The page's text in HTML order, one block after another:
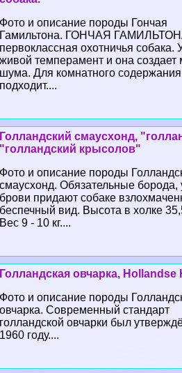
Фото и описание породы Гончая
Гамильтона. ГОНЧАЯ
первоклассная охотничья собака.
живой темперамент и она создает
шума. Для комнатного
подходит....
Голландский смаусхонд,
"голландский крысолов"
Фото и описание породы
смаусхонд. Обязательные борода,
брови придают собаке
беспечный вид. Высота в холке
Вес 9 - 10 кг....
Голландская овчарка, Hollandse
Фото и описание породы
овчарка. Современный стандарт
голландской овчарки был
1960 году....